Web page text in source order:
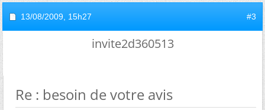
13/08/2009, 15h27 #3
invite2d360513
Re : besoin de votre avis